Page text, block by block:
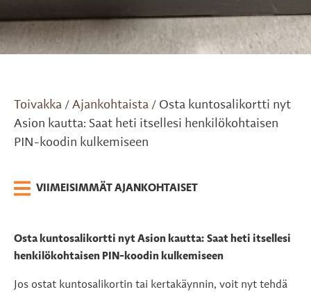
Toivakka / Ajankohtaista / Osta kuntosalikortti nyt
Asion kautta: Saat heti itsellesi henkilökohtaisen
PIN-koodin kulkemiseen
VIIMEISIMMÄT AJANKOHTAISET
Osta kuntosalikortti nyt Asion kautta: Saat heti itsellesi
henkilökohtaisen PIN-koodin kulkemiseen
Jos ostat kuntosalikortin tai kertakäynnin, voit nyt tehdä